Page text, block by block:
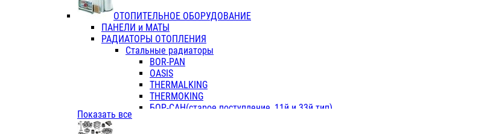
ОТОПИТЕЛЬНОЕ ОБОРУДОВАНИЕ
ПАНЕЛИ и МАТЫ
РАДИАТОРЫ ОТОПЛЕНИЯ
Стальные радиаторы
BOR-PAN
OASIS
THERMALKING
THERMOKING
БОР-САН(старое поступление, 11й и 33й тип)
Показать все